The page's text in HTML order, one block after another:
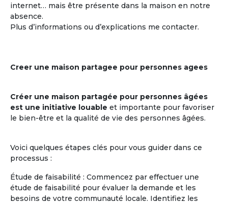
internet… mais être présente dans la maison en notre
absence.
Plus d’informations ou d’explications me contacter.
Creer une maison partagee pour personnes agees
Créer une maison partagée pour personnes âgées
est une initiative louable et importante pour favoriser
le bien-être et la qualité de vie des personnes âgées.
Voici quelques étapes clés pour vous guider dans ce
processus :
Étude de faisabilité : Commencez par effectuer une
étude de faisabilité pour évaluer la demande et les
besoins de votre communauté locale. Identifiez les